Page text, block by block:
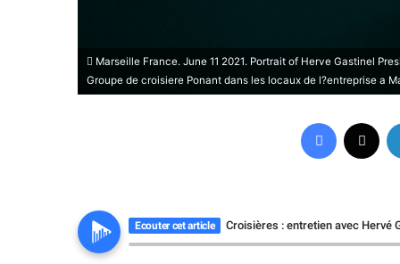
Marseille France. June 11 2021. Portrait of Herve Gastinel
Groupe de croisiere Ponant dans les locaux de l?entreprise a
Facebook
Ecouter cet article Croisières : entretien avec Hervé